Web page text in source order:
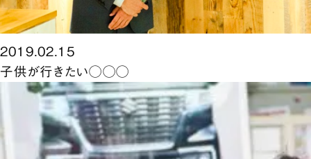
2019.02.15
子供が行きたい◯◯◯